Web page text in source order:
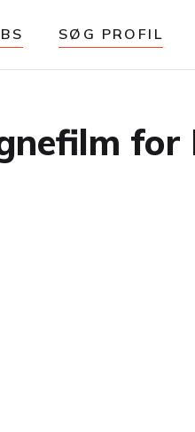
SØG PROFIL
for